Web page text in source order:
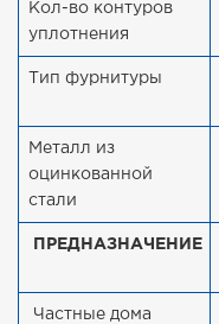
Кол-во контуров
уплотнения
Тип фурнитуры
Металл из
оцинкованной
стали
ПРЕДНАЗНАЧЕНИЕ
Частные дома